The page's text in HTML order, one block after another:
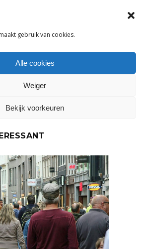
gebruik van cookies.
Alle cookies
Weiger
Bekijk voorkeuren
VOLGEND ARTIKEL